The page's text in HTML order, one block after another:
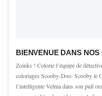
BIENVENUE DANS
Zoinks ! Colorie l’équipe de
coloriages Scooby-Doo. Scooby le
l’intelligente Velma dans son pull